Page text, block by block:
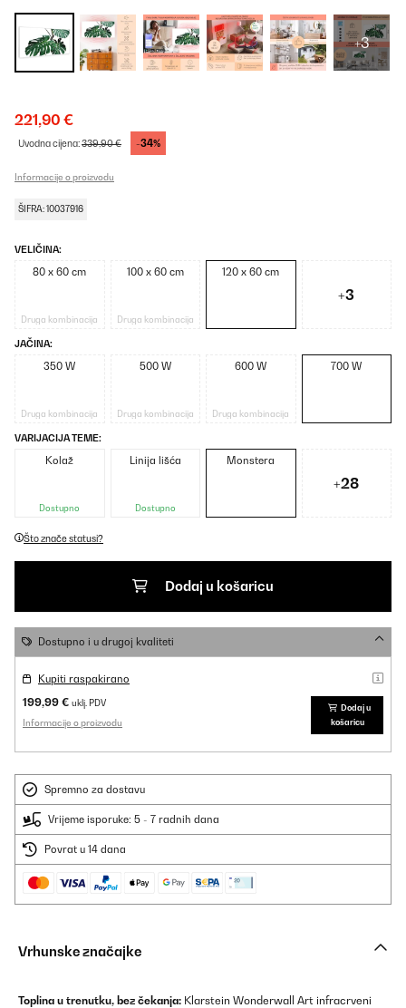
+3
221,90 €
Uvodna cijena:339,90 € -34%
Informacije o proizvodu
ŠIFRA: 10037916
VELIČINA:
80 x 60 cm
Druga kombinacija
100 x 60 cm
Druga kombinacija
120 x 60 cm
+3
JAČINA:
350 W
Druga kombinacija
500 W
Druga kombinacija
600 W
Druga kombinacija
700 W
VARIJACIJA TEME:
Kolaž
Dostupno
Linija lišća
Dostupno
Monstera
+28
Što znače statusi?
Dodaj u košaricu
Dostupno i u drugoj kvaliteti
Kupiti raspakirano
199,99 € uklj. PDV
Informacije o proizvodu
Dodaj u
košaricu
Spremno za dostavu
Vrijeme isporuke: 5 - 7 radnih dana
Povrat u 14 dana
Vrhunske značajke
Toplina u trenutku, bez čekanja: Klarstein Wonderwall Art infracrveni